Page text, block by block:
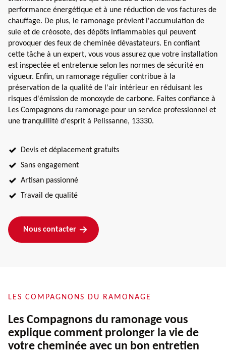
performance énergétique et à une réduction de vos factures de
chauffage. De plus, le ramonage prévient l'accumulation de
suie et de créosote, des dépôts inflammables qui peuvent
provoquer des feux de cheminée dévastateurs. En confiant
cette tâche à un expert, vous vous assurez que votre installation
est inspectée et entretenue selon les normes de sécurité en
vigueur. Enfin, un ramonage régulier contribue à la
préservation de la qualité de l'air intérieur en réduisant les
risques d'émission de monoxyde de carbone. Faites confiance à
Les Compagnons du ramonage pour un service professionnel et
une tranquillité d'esprit à Pelissanne, 13330.
Devis et déplacement gratuits
Sans engagement
Artisan passionné
Travail de qualité
Nous contacter
LES COMPAGNONS DU RAMONAGE
Les Compagnons du ramonage vous
explique comment prolonger la vie de
votre cheminée avec un bon entretien